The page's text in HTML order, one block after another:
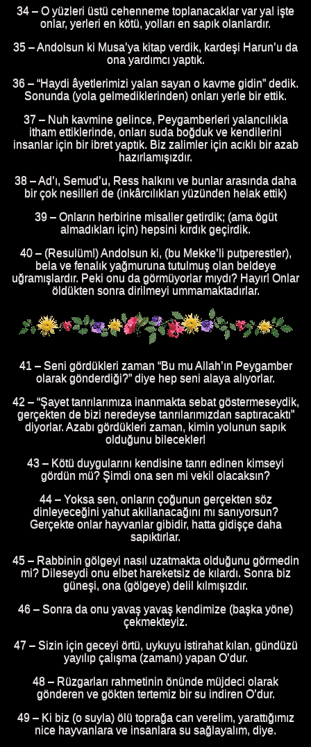
34 – O yüzleri üstü cehenneme toplanacaklar var ya! işte
onlar, yerleri en kötü, yolları en sapık olanlardır.
35 – Andolsun ki Musa’ya kitap verdik, kardeşi Harun’u da
ona yardımcı yaptık.
36 – “Haydi âyetlerimizi yalan sayan o kavme gidin” dedik.
Sonunda (yola gelmediklerinden) onları yerle bir ettik.
37 – Nuh kavmine gelince, Peygamberleri yalancılıkla
itham ettiklerinde, onları suda boğduk ve kendilerini
insanlar için bir ibret yaptık. Biz zalimler için acıklı bir azab
hazırlamışızdır.
38 – Ad’ı, Semud’u, Ress halkını ve bunlar arasında daha
bir çok nesilleri de (inkârcılıkları yüzünden helak ettik)
39 – Onların herbirine misaller getirdik; (ama ögüt
almadıkları için) hepsini kırdık geçirdik.
40 – (Resulüm!) Andolsun ki, (bu Mekke’li putperestler),
bela ve fenalık yağmuruna tutulmuş olan beldeye
uğramışlardır. Peki onu da görmüyorlar mıydı? Hayır! Onlar
öldükten sonra dirilmeyi ummamaktadırlar.
41 – Seni gördükleri zaman “Bu mu Allah’ın Peygamber
olarak gönderdiği?” diye hep seni alaya alıyorlar.
42 – “Şayet tanrılarımıza inanmakta sebat göstermeseydik,
gerçekten de bizi neredeyse tanrılarımızdan saptıracaktı”
diyorlar. Azabı gördükleri zaman, kimin yolunun sapık
olduğunu bilecekler!
43 – Kötü duygularını kendisine tanrı edinen kimseyi
gördün mü? Şimdi ona sen mi vekil olacaksın?
44 – Yoksa sen, onların çoğunun gerçekten söz
dinleyeceğini yahut akıllanacağını mı sanıyorsun?
Gerçekte onlar hayvanlar gibidir, hatta gidişçe daha
sapıktırlar.
45 – Rabbinin gölgeyi nasıl uzatmakta olduğunu görmedin
mi? Dileseydi onu elbet hareketsiz de kılardı. Sonra biz
güneşi, ona (gölgeye) delil kılmışızdır.
46 – Sonra da onu yavaş yavaş kendimize (başka yöne)
çekmekteyiz.
47 – Sizin için geceyi örtü, uykuyu istirahat kılan, gündüzü
yayılıp çalışma (zamanı) yapan O’dur.
48 – Rüzgarları rahmetinin önünde müjdeci olarak
gönderen ve gökten tertemiz bir su indiren O’dur.
49 – Ki biz (o suyla) ölü toprağa can verelim, yarattığımız
nice hayvanlara ve insanlara su sağlayalım, diye.